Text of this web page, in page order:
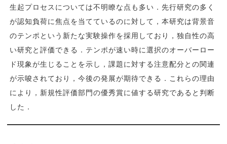
生起プロセスについては不明瞭な点も多い．先行研究の多く
が認知負荷に焦点を当てているのに対して，本研究は背景音
のテンポという新たな実験操作を採用しており，独自性の高
い研究と評価できる．テンポが速い時に選択のオーバーロー
ド現象が生じることを示し，課題に対する注意配分との関連
が示唆されており，今後の発展が期待できる．これらの理由
により，新規性評価部門の優秀賞に値する研究であると判断
した．